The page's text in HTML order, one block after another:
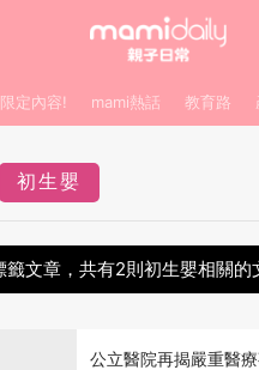
定內容! mami熱話 教育路
初生嬰
籤文章，共有2則初生嬰相關的
公立醫院再揭嚴重醫療事故 BB